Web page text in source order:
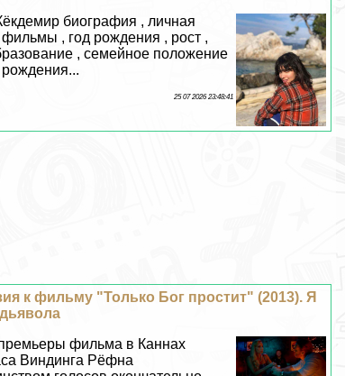
биография , личная
фильмы , год рождения , рост ,
, семейное положение
рождения...
25 07 2026 23:48:41
к фильму "Только Бог простит" (2013). Я
фильма в Каннах
Виндинга Рёфна